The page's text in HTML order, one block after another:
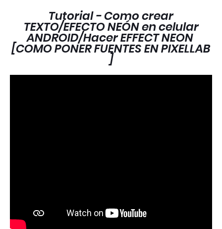
Tutorial - Como crear
TEXTO/EFECTO NEÓN en celular
ANDROID/Hacer EFFECT NEON
[COMO PONER FUENTES EN PIXELLAB
]